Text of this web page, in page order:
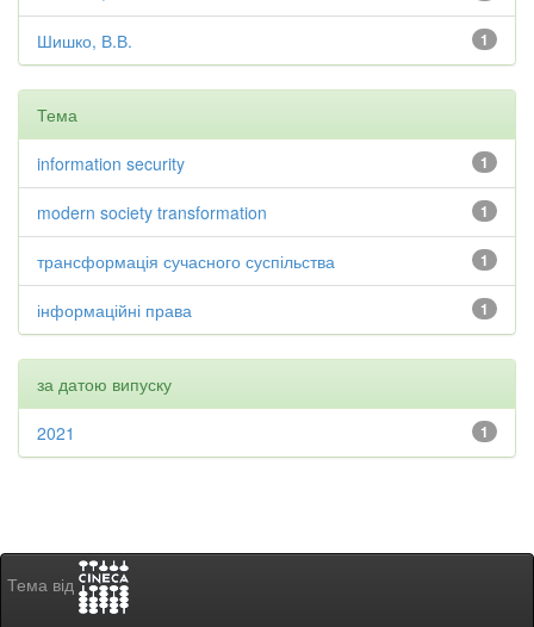
1
Шишко, В.В.
Тема
1
information security
1
modern society transformation
1
трансформація сучасного суспільства
1
інформаційні права
за датою випуску
1
2021
Тема від